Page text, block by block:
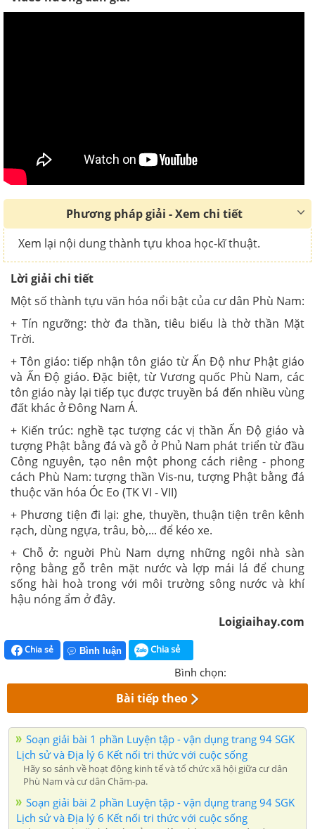
Phương pháp giải - Xem chi tiết
Xem lại nội dung thành tựu khoa học-kĩ thuật.
Lời giải chi tiết
Một số thành tựu văn hóa nổi bật của cư dân Phù Nam:
+ Tín ngưỡng: thờ đa thần, tiêu biểu là thờ thần Mặt
Trời.
+ Tôn giáo: tiếp nhận tôn giáo từ Ấn Độ như Phật giáo
và Ấn Độ giáo. Đặc biệt, từ Vương quốc Phù Nam, các
tôn giáo này lại tiếp tục được truyền bá đến nhiều vùng
đất khác ở Đông Nam Á.
+ Kiến trúc: nghề tạc tượng các vị thần Ấn Độ giáo và
tượng Phật bằng đá và gỗ ở Phủ Nam phát triển từ đầu
Công nguyên, tạo nên một phong cách riêng - phong
cách Phù Nam: tượng thần Vis-nu, tượng Phật bằng đá
thuộc văn hóa Óc Eo (TK VI - VII)
+ Phương tiện đi lại: ghe, thuyền, thuận tiện trên kênh
rạch, dùng ngựa, trâu, bò,... để kéo xe.
+ Chỗ ở: nguời Phù Nam dựng những ngôi nhà sàn
rộng bằng gỗ trên mặt nước và lợp mái lá để chung
sống hài hoà trong với môi trường sông nước và khí
hậu nóng ẩm ở đây.
Loigiaihay.com
Chia sẻ Bình luận Chia sẻ
Bình chọn:
Bài tiếp theo
Soạn giải bài 1 phần Luyện tập - vận dụng trang 94 SGK
Lịch sử và Địa lý 6 Kết nối tri thức với cuộc sống
Hãy so sánh về hoạt động kinh tế và tổ chức xã hội giữa cư dân
Phù Nam và cư dân Chăm-pa.
Soạn giải bài 2 phần Luyện tập - vận dụng trang 94 SGK
Lịch sử và Địa lý 6 Kết nối tri thức với cuộc sống